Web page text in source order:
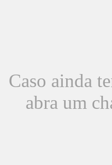
Caso ainda
abra um